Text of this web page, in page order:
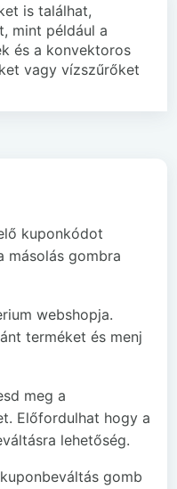
is találhat,
mint például a
és a konvektoros
vagy vízszűrőket
kuponkódot
másolás gombra
webshopja.
terméket és menj
meg a
Előfordulhat hogy a
lehetőség.
gomb